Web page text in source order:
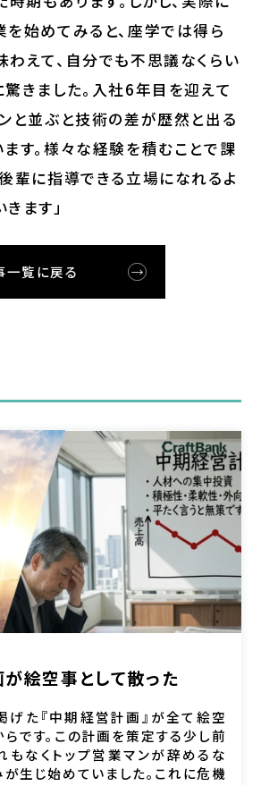
始めてみると、座学では得ら
えて、自分でも不思議なくらい
きました。入社6年目を迎えて
と並ぶと技術の差が歴然と出る
す。様々な経験を積むことで課
輩に指導できる立場になれるよ
ます」
一覧に戻る
絵空事として散った
げた『中期経営計画』が全て絵空
らです。この計画を策定する少し前
もなくトップ営業マンが辞めるな
が生じ始めていました。これに危機